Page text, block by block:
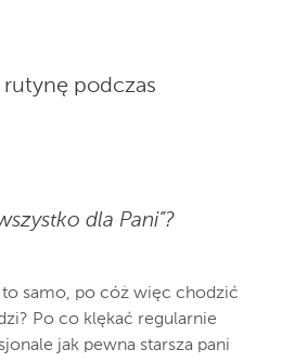
podczas
dla Pani”?
samo, po cóż więc chodzić
Po co klękać regularnie
jak pewna starsza pani